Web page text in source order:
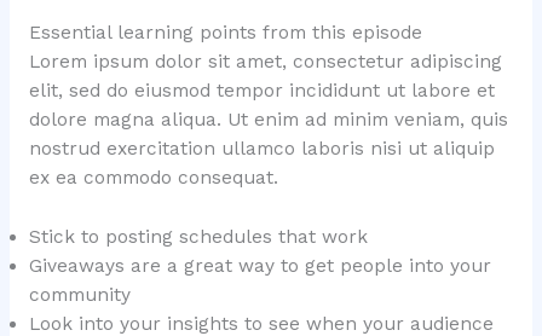
Essential learning points from this episode
Lorem ipsum dolor sit amet, consectetur adipiscing
elit, sed do eiusmod tempor incididunt ut labore et
dolore magna aliqua. Ut enim ad minim veniam, quis
nostrud exercitation ullamco laboris nisi ut aliquip
ex ea commodo consequat.
Stick to posting schedules that work
Giveaways are a great way to get people into your
community
Look into your insights to see when your audience